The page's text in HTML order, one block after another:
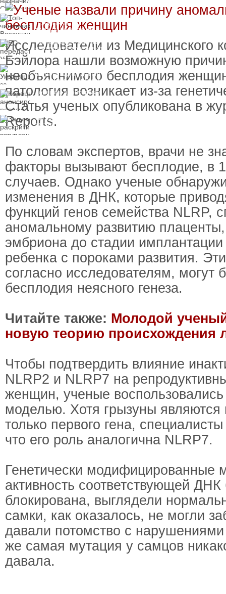
Топ-чиновнику
Воздушных сил
вручили подозрение по
1 млрд гривен
ЕС передаст Украине
средства от доходов от
России
Украинцы за рубежом
могут потерять доступ
к госжилью и выплатам
Корецкий анонсировал
Залужный
раскритиковал
Исследователи из Медицинского
Бэйлора нашли возможную
необъяснимого бесплодия
патология возникает из-за
Статья ученых опубликована в
Reports.
По словам экспертов, врачи не
факторы вызывают бесплодие, в
случаев. Однако ученые
изменения в ДНК, которые
функций генов семейства NLRP,
аномальному развитию
эмбриона до стадии
ребенка с пороками развития.
согласно исследователям, могут
бесплодия неясного генеза.
Читайте также: Молодой
новую теорию происхождения
Чтобы подтвердить влияние
NLRP2 и NLRP7 на
женщин, ученые
моделью. Хотя грызуны являются
только первого гена,
что его роль аналогична NLRP7.
Генетически модифицированные
активность соответствующей
блокирована, выглядели
самки, как оказалось, не могли
давали потомство с
же самая мутация у самцов
давала.